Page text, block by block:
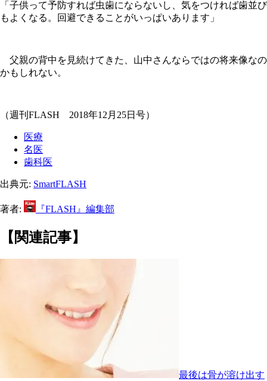
「子供って予防すれば虫歯にならないし、気をつければ歯並び
もよくなる。回避できることがいっぱいあります」
父親の背中を見続けてきた、山中さんならではの将来像なの
かもしれない。
（週刊FLASH 2018年12月25日号）
医療
名医
歯科医
出典元: SmartFLASH
著者: 『FLASH』編集部
【関連記事】
最後は骨が溶け出す